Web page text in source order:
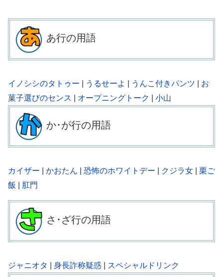
あ行の用語
イノシシのタトゥー うるせーよ うんこ付きパンツ
お
菓子選びのセンス
オープニングトーク 小山
か･が行の用語
カイザー かおたん 恐怖のホワイトデー クジラ女
栗ご
飯
肛門
さ･ ざ行の用語
ジャニオタ 身長詐称疑惑 スペシャルドリンク